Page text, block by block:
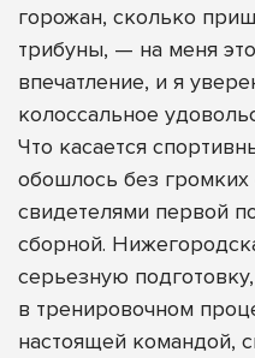
горожан, сколько
трибуны, — на меня
впечатление, и я
колоссальное
Что касается
обошлось без
свидетелями первой
сборной.
серьезную
в тренировочном
настоящей командой,